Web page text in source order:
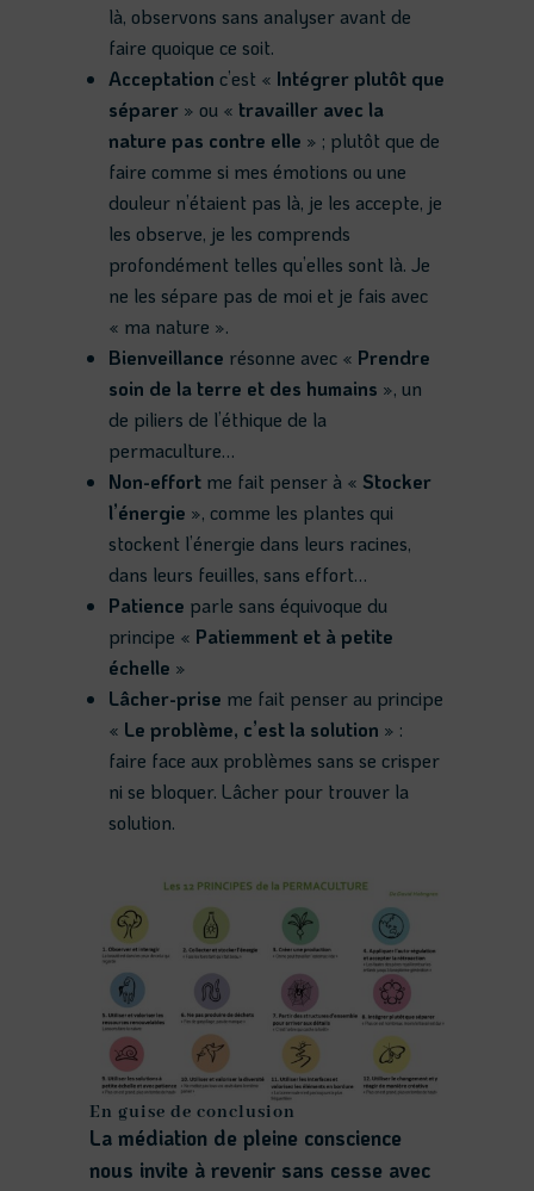
là, observons sans analyser avant de
faire quoique ce soit.
Acceptation c’est « Intégrer plutôt que
séparer » ou « travailler avec la
nature pas contre elle » ; plutôt que de
faire comme si mes émotions ou une
douleur n’étaient pas là, je les accepte, je
les observe, je les comprends
profondément telles qu’elles sont là. Je
ne les sépare pas de moi et je fais avec
« ma nature ».
Bienveillance résonne avec « Prendre
soin de la terre et des humains », un
de piliers de l’éthique de la
permaculture…
Non-effortme fait penser à « Stocker
l’énergie », comme les plantes qui
stockent l’énergie dans leurs racines,
dans leurs feuilles, sans effort…
Patience parle sans équivoque du
principe « Patiemment et à petite
échelle »
Lâcher-prise me fait penser au principe
« Le problème, c’est la solution » :
faire face aux problèmes sans se crisper
ni se bloquer. Lâcher pour trouver la
solution.
En guise de conclusion
La médiation de pleine conscience
nous invite à revenir sans cesse avec